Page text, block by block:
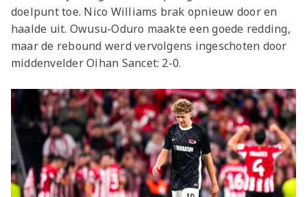
doelpunt toe. Nico Williams brak opnieuw door en
haalde uit. Owusu-Oduro maakte een goede redding,
maar de rebound werd vervolgens ingeschoten door
middenvelder Oihan Sancet: 2-0.